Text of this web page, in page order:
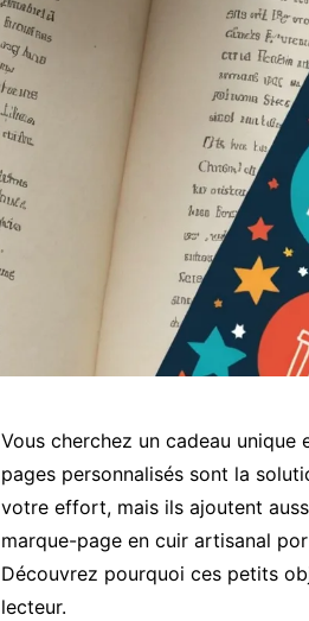
Vous cherchez un cadeau
pages personnalisés sont la
votre effort, mais ils ajoutent
marque-page en cuir artisanal
Découvrez pourquoi ces petits
lecteur.